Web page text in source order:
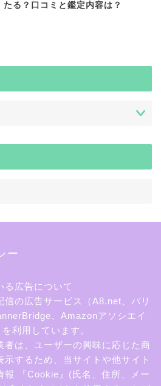
たる？口コミと鑑定内容は？
ー
る広告について
信の広告サービス（A8.net、バリ
、Amazonアソシエイ
利用しています。
者は、ユーザーの興味に応じた商
するため、当サイトや他サイト
報 『Cookie』(氏名、住所、メー